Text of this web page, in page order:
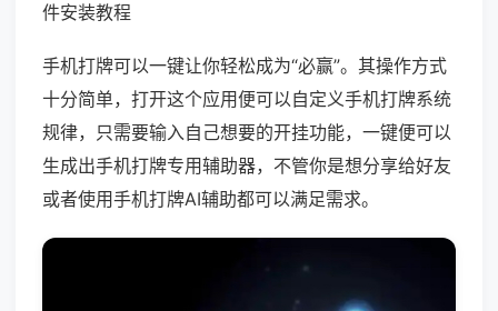
件安装教程
手机打牌可以一键让你轻松成为“必赢”。其操作方式
十分简单，打开这个应用便可以自定义手机打牌系统
规律，只需要输入自己想要的开挂功能，一键便可以
生成出手机打牌专用辅助器，不管你是想分享给好友
或者使用手机打牌AI辅助都可以满足需求。